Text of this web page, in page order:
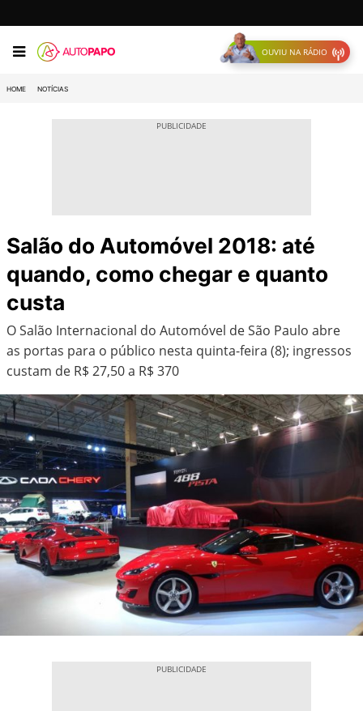
OUVIU NA RÁDIO
HOME NOTÍCIAS
Salão do Automóvel 2018: até
quando, como chegar e quanto
custa
O Salão Internacional do Automóvel de São Paulo abre
as portas para o público nesta quinta-feira (8); ingressos
custam de R$ 27,50 a R$ 370